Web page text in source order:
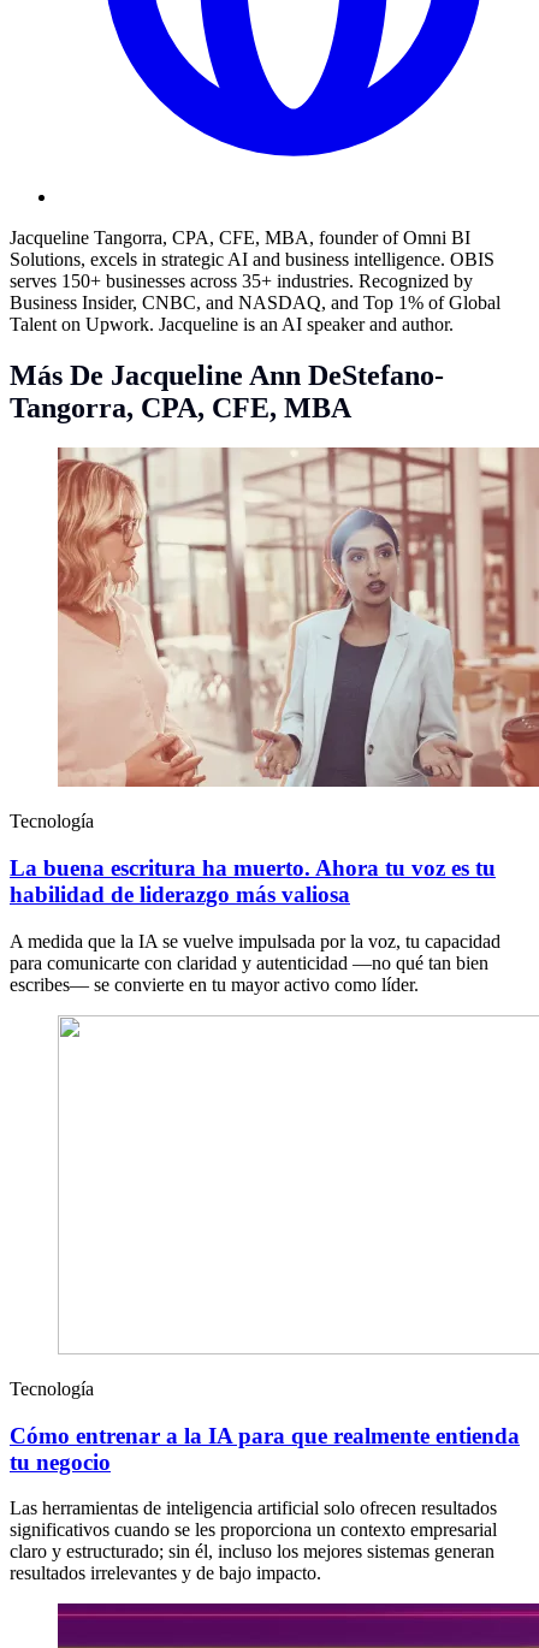
Jacqueline Tangorra, CPA, CFE, MBA, founder of Omni BI
Solutions, excels in strategic AI and business intelligence. OBIS
serves 150+ businesses across 35+ industries. Recognized by
Business Insider, CNBC, and NASDAQ, and Top 1% of Global
Talent on Upwork. Jacqueline is an AI speaker and author.
Más De Jacqueline Ann DeStefano-
Tangorra, CPA, CFE, MBA
Tecnología
La buena escritura ha muerto. Ahora tu voz es tu
habilidad de liderazgo más valiosa
A medida que la IA se vuelve impulsada por la voz, tu capacidad
para comunicarte con claridad y autenticidad —no qué tan bien
escribes— se convierte en tu mayor activo como líder.
Tecnología
Cómo entrenar a la IA para que realmente entienda
tu negocio
Las herramientas de inteligencia artificial solo ofrecen resultados
significativos cuando se les proporciona un contexto empresarial
claro y estructurado; sin él, incluso los mejores sistemas generan
resultados irrelevantes y de bajo impacto.